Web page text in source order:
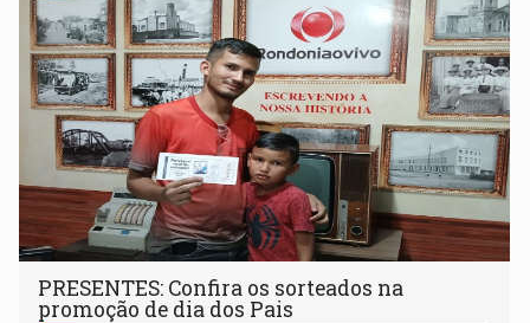
PRESENTES: Confira os sorteados na
promoção de dia dos Pais